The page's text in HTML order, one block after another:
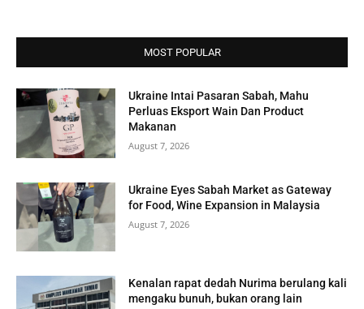
MOST POPULAR
Ukraine Intai Pasaran Sabah, Mahu
Perluas Eksport Wain Dan Product
Makanan
August 7, 2026
Ukraine Eyes Sabah Market as Gateway
for Food, Wine Expansion in Malaysia
August 7, 2026
Kenalan rapat dedah Nurima berulang kali
mengaku bunuh, bukan orang lain